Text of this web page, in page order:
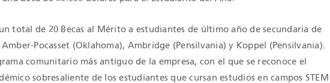
total de 20 Becas al Mérito a estudiantes de último año de secundaria de
Amber-Pocasset (Oklahoma), Ambridge (Pensilvania) y Koppel (Pensilvania).
comunitario más antiguo de la empresa, con el que se reconoce el
sobresaliente de los estudiantes que cursan estudios en campos STEM